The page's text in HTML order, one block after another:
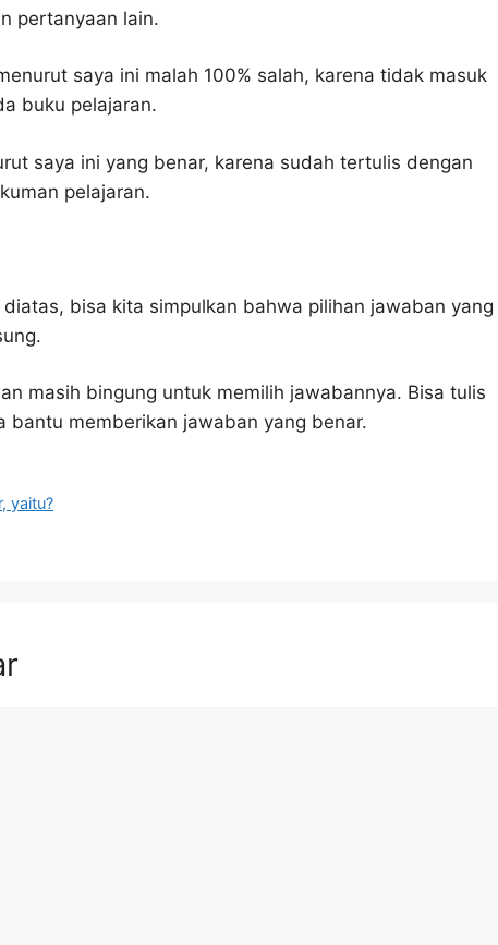
pertanyaan lain.
saya ini malah 100% salah, karena tidak masuk
buku pelajaran.
saya ini yang benar, karena sudah tertulis dengan
pelajaran.
bisa kita simpulkan bahwa pilihan jawaban yang
masih bingung untuk memilih jawabannya. Bisa tulis
bantu memberikan jawaban yang benar.
yaitu?